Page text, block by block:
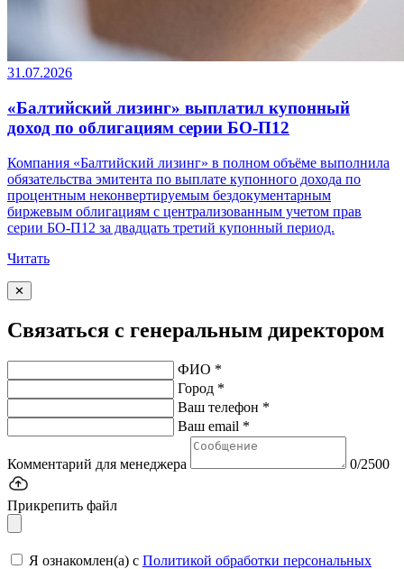
31.07.2026
«Балтийский лизинг» выплатил купонный
доход по облигациям серии БО-П12
Компания «Балтийский лизинг» в полном объёме выполнила
обязательства эмитента по выплате купонного дохода по
процентным неконвертируемым бездокументарным
биржевым облигациям с централизованным учетом прав
серии БО-П12 за двадцать третий купонный период.
Читать
✕
Связаться с генеральным директором
ФИО *
Город *
Ваш телефон *
Ваш email *
Комментарий для менеджера 0/2500
Прикрепить файл
Я ознакомлен(а) с Политикой обработки персональных